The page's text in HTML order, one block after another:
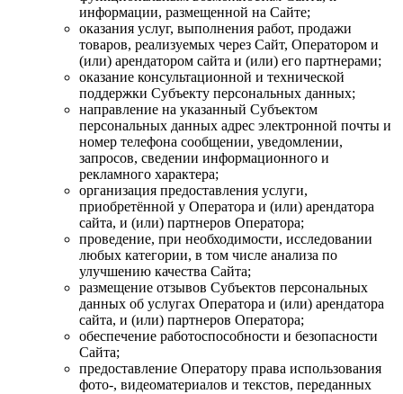
информации, размещенной на Сайте;
оказания услуг, выполнения работ, продажи
товаров, реализуемых через Сайт, Оператором и
(или) арендатором сайта и (или) его партнерами;
оказание консультационной и технической
поддержки Субъекту персональных данных;
направление на указанный Субъектом
персональных данных адрес электронной почты и
номер телефона сообщении, уведомлении,
запросов, сведении информационного и
рекламного характера;
организация предоставления услуги,
приобретённой у Оператора и (или) арендатора
сайта, и (или) партнеров Оператора;
проведение, при необходимости, исследовании
любых категории, в том числе анализа по
улучшению качества Сайта;
размещение отзывов Субъектов персональных
данных об услугах Оператора и (или) арендатора
сайта, и (или) партнеров Оператора;
обеспечение работоспособности и безопасности
Сайта;
предоставление Оператору права использования
фото-, видеоматериалов и текстов, переданных